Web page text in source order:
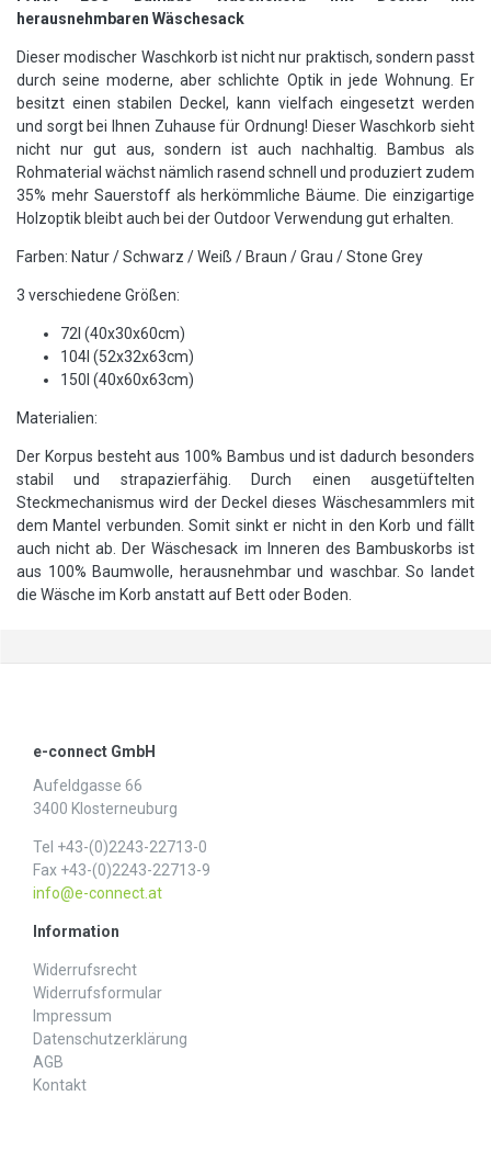
herausnehmbaren Wäschesack
Dieser modischer Waschkorb ist nicht nur praktisch, sondern passt
durch seine moderne, aber schlichte Optik in jede Wohnung. Er
besitzt einen stabilen Deckel, kann vielfach eingesetzt werden
und sorgt bei Ihnen Zuhause für Ordnung! Dieser Waschkorb sieht
nicht nur gut aus, sondern ist auch nachhaltig. Bambus als
Rohmaterial wächst nämlich rasend schnell und produziert zudem
35% mehr Sauerstoff als herkömmliche Bäume. Die einzigartige
Holzoptik bleibt auch bei der Outdoor Verwendung gut erhalten.
Farben: Natur / Schwarz / Weiß / Braun / Grau / Stone Grey
3 verschiedene Größen:
72l (40x30x60cm)
104l (52x32x63cm)
150l (40x60x63cm)
Materialien:
Der Korpus besteht aus 100% Bambus und ist dadurch besonders
stabil und strapazierfähig . Durch einen ausgetüftelten
Steckmechanismus wird der Deckel dieses Wäschesammlers mit
dem Mantel verbunden. Somit sinkt er nicht in den Korb und fällt
auch nicht ab. DerWäschesack im Inneren des Bambuskorbs ist
aus 100% Baumwolle, herausnehmbar und waschbar. So landet
die Wäsche im Korb anstatt auf Bett oder Boden.
e-connect GmbH
Aufeldgasse 66
3400 Klosterneuburg
Tel +43-(0)2243-22713-0
Fax +43-(0)2243-22713-9
info@e-connect.at
Information
Widerrufs­recht
Widerrufs­formular
Impressum
Daten­schutz­erklärung
AGB
Kontakt